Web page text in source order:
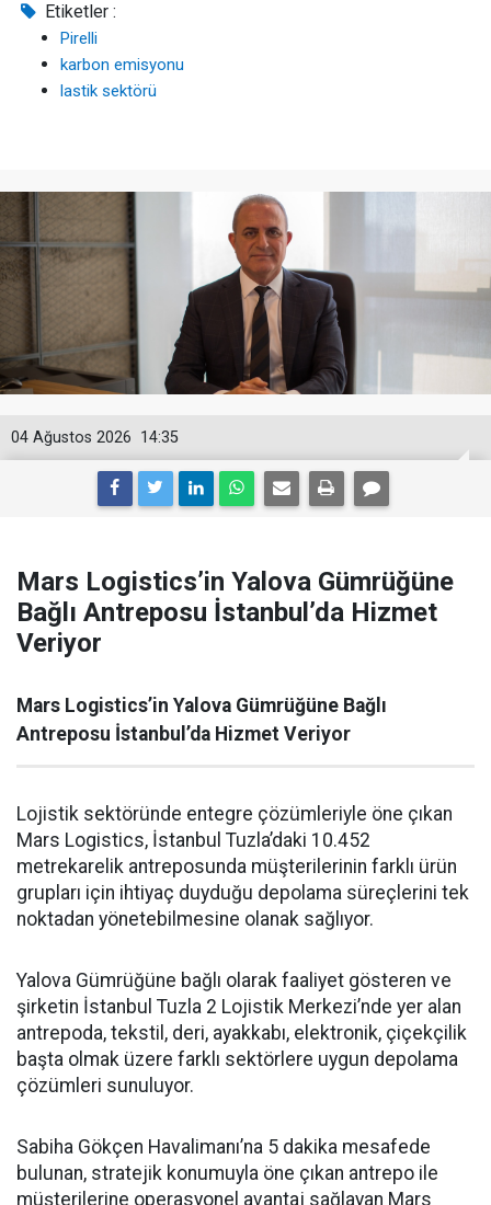
Etiketler :
Pirelli
karbon emisyonu
lastik sektörü
14:35
04 Ağustos 2026
Mars Logistics’in Yalova Gümrüğüne
Bağlı Antreposu İstanbul’da Hizmet
Veriyor
Mars Logistics’in Yalova Gümrüğüne Bağlı
Antreposu İstanbul’da Hizmet Veriyor
Lojistik sektöründe entegre çözümleriyle öne çıkan
Mars Logistics, İstanbul Tuzla’daki 10.452
metrekarelik antreposunda müşterilerinin farklı ürün
grupları için ihtiyaç duyduğu depolama süreçlerini tek
noktadan yönetebilmesine olanak sağlıyor.
Yalova Gümrüğüne bağlı olarak faaliyet gösteren ve
şirketin İstanbul Tuzla 2 Lojistik Merkezi’nde yer alan
antrepoda, tekstil, deri, ayakkabı, elektronik, çiçekçilik
başta olmak üzere farklı sektörlere uygun depolama
çözümleri sunuluyor.
Sabiha Gökçen Havalimanı’na 5 dakika mesafede
bulunan, stratejik konumuyla öne çıkan antrepo ile
müşterilerine operasyonel avantaj sağlayan Mars